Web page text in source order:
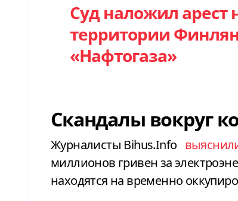
Суд наложил арест
территории
«Нафтогаза»
Скандалы вокруг
Журналисты Bihus.Info
миллионов гривен за
находятся на временно